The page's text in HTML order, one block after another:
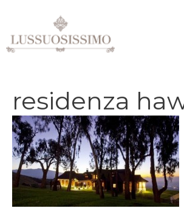
contenuto
residenza